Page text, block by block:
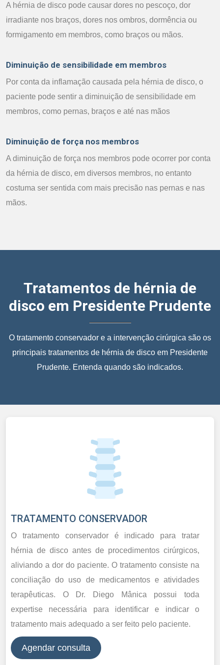
A hérnia de disco pode causar dores no pescoço, dor
irradiante nos braços, dores nos ombros, dormência ou
formigamento em membros, como braços ou mãos.
Diminuição de sensibilidade em membros
Por conta da inflamação causada pela hérnia de disco, o
paciente pode sentir a diminuição de sensibilidade em
membros, como pernas, braços e até nas mãos
Diminuição de força nos membros
A diminuição de força nos membros pode ocorrer por conta
da hérnia de disco, em diversos membros, no entanto
costuma ser sentida com mais precisão nas pernas e nas
mãos.
Tratamentos de hérnia de
disco em Presidente Prudente
O tratamento conservador e a intervenção cirúrgica são os
principais tratamentos de hérnia de disco em Presidente
Prudente. Entenda quando são indicados.
TRATAMENTO CONSERVADOR
O tratamento conservador é indicado para tratar
hérnia de disco antes de procedimentos cirúrgicos,
aliviando a dor do paciente. O tratamento consiste na
conciliação do uso de medicamentos e atividades
terapêuticas. O Dr. Diego Mânica possui toda
expertise necessária para identificar e indicar o
tratamento mais adequado a ser feito pelo paciente.
Agendar consulta